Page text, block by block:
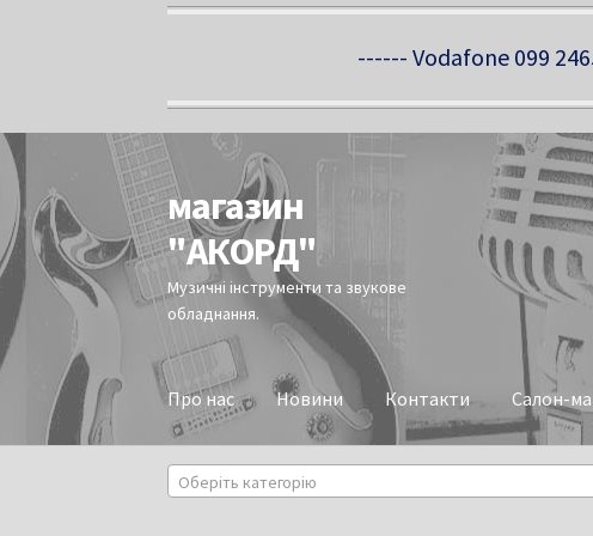
------ Vodafone 099
Перейти
до
навігації
Перейти
до
вмісту
магазин
"АКОРД"
Музичні інструменти та звукове
обладнання.
Про нас Новини Контакти Салон-
Оберіть категорію